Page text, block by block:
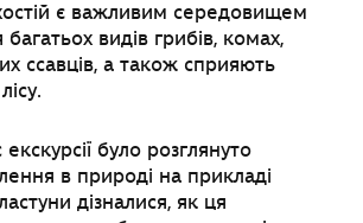
є важливим середовищем
багатьох видів грибів, комах,
ссавців, а також сприяють
було розглянуто
в природі на прикладі
дізналися, як ця